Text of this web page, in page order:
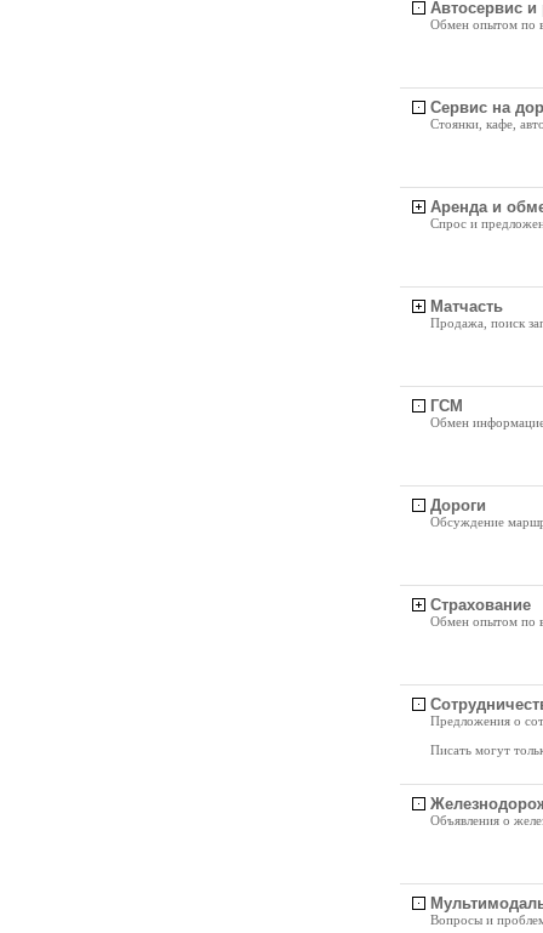
Автосервис и
Обмен опытом по
Сервис на
Стоянки, кафе,
Аренда и
Спрос и
Матчасть
Продажа, поиск
ГСМ
Обмен
Дороги
Обсуждение
Страхование
Обмен опытом по
Предложения о
Писать могут
Объявления о
Вопросы и